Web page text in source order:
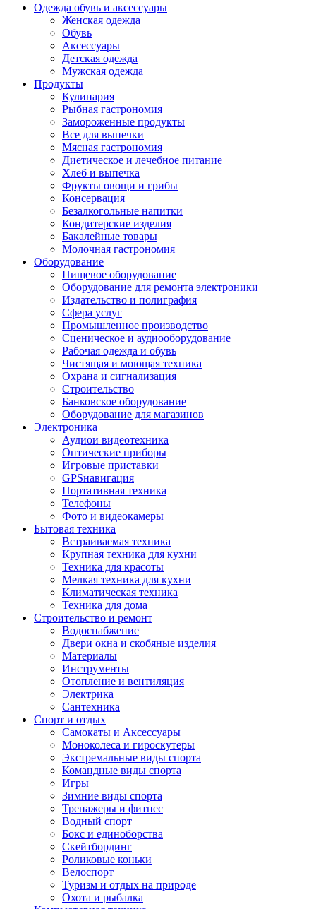
Одежда обувь и аксессуары
Женская одежда
Обувь
Аксессуары
Детская одежда
Мужская одежда
Продукты
Кулинария
Рыбная гастрономия
Замороженные продукты
Все для выпечки
Мясная гастрономия
Диетическое и лечебное питание
Хлеб и выпечка
Фрукты овощи и грибы
Консервация
Безалкогольные напитки
Кондитерские изделия
Бакалейные товары
Молочная гастрономия
Оборудование
Пищевое оборудование
Оборудование для ремонта электроники
Издательство и полиграфия
Сфера услуг
Промышленное производство
Сценическое и аудиооборудование
Рабочая одежда и обувь
Чистящая и моющая техника
Охрана и сигнализация
Строительство
Банковское оборудование
Оборудование для магазинов
Электроника
Аудиои видеотехника
Оптические приборы
Игровые приставки
GPSнавигация
Портативная техника
Телефоны
Фото и видеокамеры
Бытовая техника
Встраиваемая техника
Крупная техника для кухни
Техника для красоты
Мелкая техника для кухни
Климатическая техника
Техника для дома
Строительство и ремонт
Водоснабжение
Двери окна и скобяные изделия
Материалы
Инструменты
Отопление и вентиляция
Электрика
Сантехника
Спорт и отдых
Самокаты и Аксессуары
Моноколеса и гироскутеры
Экстремальные виды спорта
Командные виды спорта
Игры
Зимние виды спорта
Тренажеры и фитнес
Водный спорт
Бокс и единоборства
Скейтбординг
Роликовые коньки
Велоспорт
Туризм и отдых на природе
Охота и рыбалка